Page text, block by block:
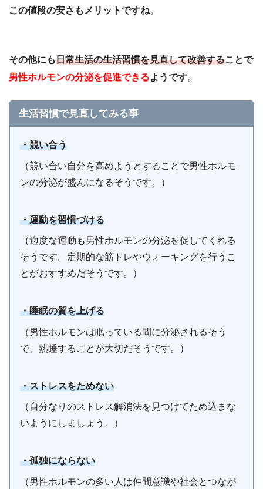
この値段の安さもメリットですね。
その他にも日常生活の生活習慣を見直して改善することで
男性ホルモンの分泌を促進できるようです。
生活習慣で見直してみる事
・競い合う
（競い合い自分を高めようとすることで男性ホルモ
ンの分泌が盛んになるそうです。）
・運動を習慣づける
（適度な運動も男性ホルモンの分泌を促してくれる
そうです。定期的な筋トレやウォーキングを行うこ
とがおすすめだそうです。）
・睡眠の質を上げる
（男性ホルモンは眠っている間に分泌されるそう
で、熟睡することが大切だそうです。）
・ストレスをためない
（自分なりのストレス解消法を見つけてため込まな
いようにしましょう。）
・孤独にならない
（男性ホルモンの多い人は仲間意識や社会とつなが